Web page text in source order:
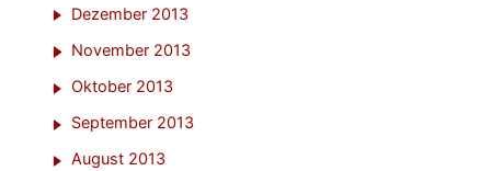
Dezember 2013
November 2013
Oktober 2013
September 2013
August 2013